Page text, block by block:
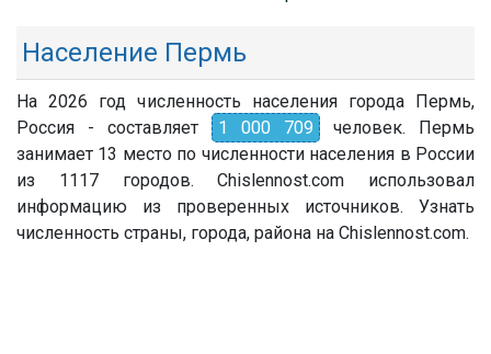
Население Пермь
На 2026 год численность населения города Пермь,
Россия - составляет
1 000 709
человек. Пермь
занимает 13 место по численности населения в России
из 1117 городов. Chislennost.com использовал
информацию из проверенных источников. Узнать
численность страны, города, района на Chislennost.com.